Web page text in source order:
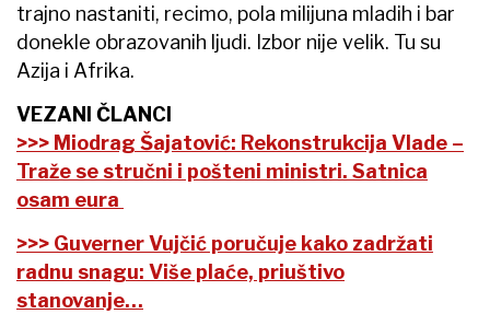
trajno nastaniti, recimo, pola milijuna mladih i bar
donekle obrazovanih ljudi. Izbor nije velik. Tu su
Azija i Afrika.
VEZANI ČLANCI
>>> Miodrag Šajatović: Rekonstrukcija Vlade –
Traže se stručni i pošteni ministri. Satnica
osam eura
>>> Guverner Vujčić poručuje kako zadržati
radnu snagu: Više plaće, priuštivo
stanovanje…